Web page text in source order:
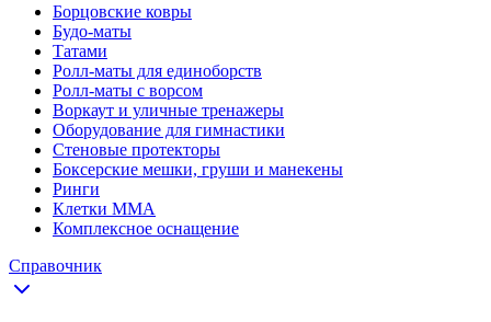
Борцовские ковры
Будо-маты
Татами
Ролл-маты для единоборств
Ролл-маты с ворсом
Воркаут и уличные тренажеры
Оборудование для гимнастики
Стеновые протекторы
Боксерские мешки, груши и манекены
Ринги
Клетки ММА
Комплексное оснащение
Справочник